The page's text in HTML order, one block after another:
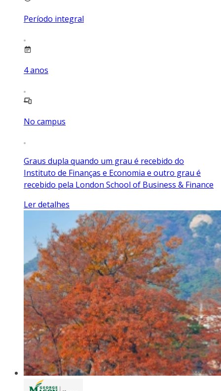
Período integral
4anos
No campus
Graus dupla quando um grau é recebido do
Instituto de Finanças e Economia e outro grau é
recebido pela London School of Business & Finance
Ler detalhes